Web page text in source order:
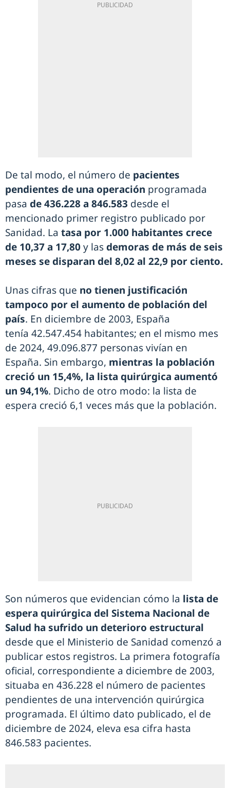
De tal modo, el número de pacientes
pendientes de una operación programada
pasa de 436.228 a 846.583 desde el
mencionado primer registro publicado por
Sanidad. La tasa por 1.000 habitantes crece
de 10,37 a 17,80y las demoras de más de seis
meses se disparan del 8,02 al 22,9 por ciento.
Unas cifras que no tienen justificación
tampoco por el aumento de población del
país. En diciembre de 2003, España
tenía 42.547.454 habitantes; en el mismo mes
de 2024, 49.096.877 personas vivían en
España. Sin embargo, mientras la población
creció un 15,4%, la lista quirúrgica aumentó
un 94,1%. Dicho de otro modo: la lista de
espera creció 6,1 veces más que la población.
Son números que evidencian cómo la lista de
espera quirúrgica del Sistema Nacional de
Salud ha sufrido un deterioro estructural
desde que el Ministerio de Sanidad comenzó a
publicar estos registros. La primera fotografía
oficial, correspondiente a diciembre de 2003,
situaba en 436.228 el número de pacientes
pendientes de una intervención quirúrgica
programada. El último dato publicado, el de
diciembre de 2024, eleva esa cifra hasta
846.583 pacientes.